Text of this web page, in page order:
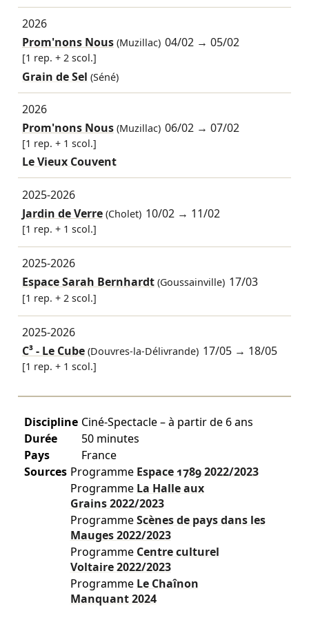
2026
Prom'nons Nous(Muzillac) 04/02 →05/02
[1 rep. + 2 scol.]
Grain de Sel (Séné)
2026
Prom'nons Nous(Muzillac) 06/02 →07/02
[1 rep. + 1 scol.]
Le Vieux Couvent
2025-2026
Jardin de Verre(Cholet) 10/02 → 11/02
[1 rep. + 1 scol.]
2025-2026
Espace Sarah Bernhardt(Goussainville) 17/03
[1 rep. + 2 scol.]
2025-2026
C³ - Le Cube(Douvres-la-Délivrande) 17/05 → 18/05
[1 rep. + 1 scol.]
Discipline Ciné-Spectacle – à partir de 6 ans
Durée
50 minutes
Pays
France
Sources Programme Espace 17892022/2023
Programme La Halle aux
Grains2022/2023
ProgrammeScènes de pays dans les
Mauges2022/2023
Programme Centre culturel
Voltaire2022/2023
Programme Le Chaînon
Manquant2024